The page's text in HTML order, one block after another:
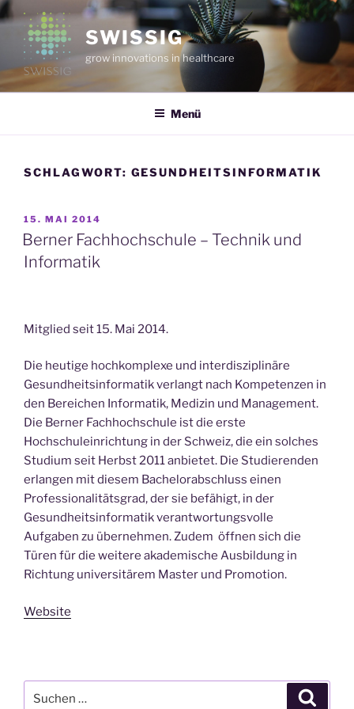
Zum
Inhalt
springen
SWISSIG
grow innovations in healthcare
Menü
SCHLAGWORT: GESUNDHEITSINFORMATIK
VERÖFFENTLICHT
AM
15. MAI 2014
Berner Fachhochschule – Technik und
Informatik
Mitglied seit 15. Mai 2014.
Die heutige hochkomplexe und interdisziplinäre
Gesundheitsinformatik verlangt nach Kompetenzen in
den Bereichen Informatik, Medizin und Management.
Die Berner Fachhochschule ist die erste
Hochschuleinrichtung in der Schweiz, die ein solches
Studium seit Herbst 2011 anbietet. Die Studierenden
erlangen mit diesem Bachelorabschluss einen
Professionalitätsgrad, der sie befähigt, in der
Gesundheitsinformatik verantwortungsvolle
Aufgaben zu übernehmen. Zudem öffnen sich die
Türen für die weitere akademische Ausbildung in
Richtung universitärem Master und Promotion.
Website